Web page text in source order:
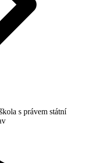
s právem státní